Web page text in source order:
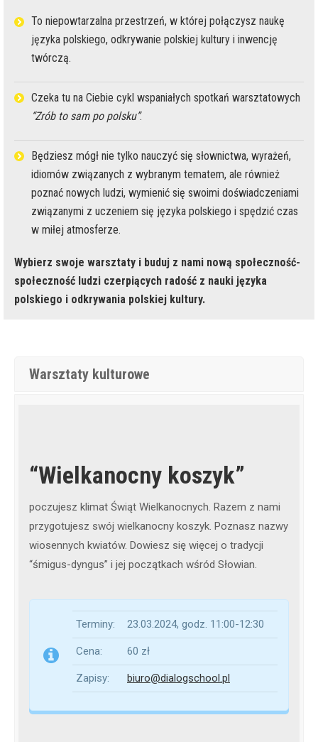
To niepowtarzalna przestrzeń, w której połączysz naukę
języka polskiego, odkrywanie polskiej kultury i inwencję
twórczą.
Czeka tu na Ciebie cykl wspaniałych spotkań warsztatowych
“Zrób to sam po polsku”.
Będziesz mógł nie tylko nauczyć się słownictwa, wyrażeń,
idiomów związanych z wybranym tematem, ale również
poznać nowych ludzi, wymienić się swoimi doświadczeniami
związanymi z uczeniem się języka polskiego i spędzić czas
w miłej atmosferze.
Wybierz swoje warsztaty i buduj z nami nową społeczność-
społeczność ludzi czerpiących radość z nauki języka
polskiego i odkrywania polskiej kultury.
Warsztaty kulturowe
“Wielkanocny koszyk”
poczujesz klimat Świąt Wielkanocnych. Razem z nami
przygotujesz swój wielkanocny koszyk. Poznasz nazwy
wiosennych kwiatów. Dowiesz się więcej o tradycji
“śmigus-dyngus” i jej początkach wśród Słowian.
Terminy: 23.03.2024, godz. 11:00-12:30
Cena: 60 zł
Zapisy: biuro@dialogschool.pl